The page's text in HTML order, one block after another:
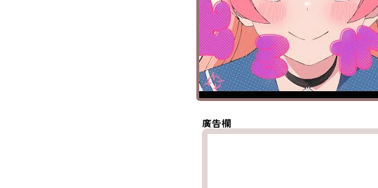
分享至
Facebook
分享至 X
(Twitter)
分享至
Whatsapp
複製鏈結
廣告欄